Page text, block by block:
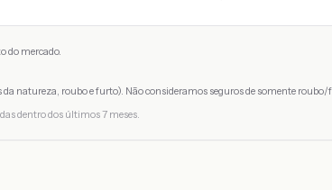
do mercado.
natureza, roubo e furto). Não consideramos seguros de somente
dentro dos últimos 7 meses.